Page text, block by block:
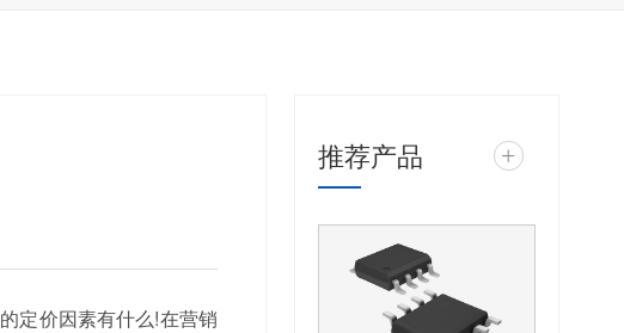
的定价因素有什么!在营销
推荐产品 +